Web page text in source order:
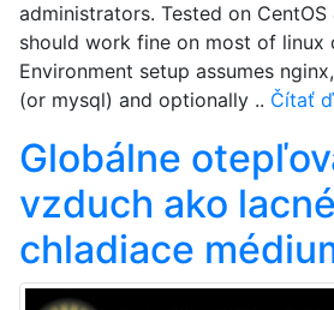
administrators. Tested on
should work fine on most of linux
Environment setup assumes
(or mysql) and optionally .. Čítať
Globálne
vzduch ako lacné
chladiace